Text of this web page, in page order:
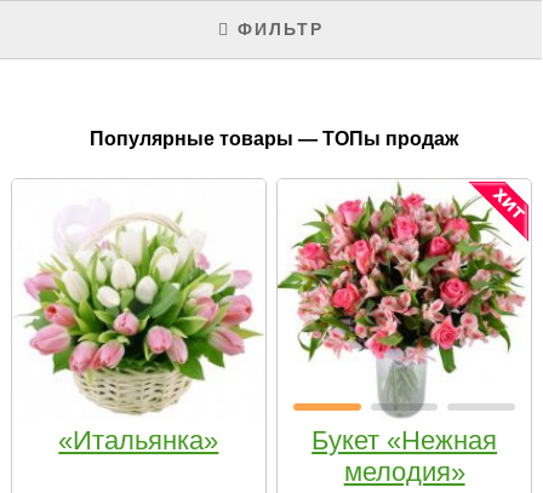
ФИЛЬТР
Популярные товары — ТОПы продаж
«Итальянка»
Букет «Нежная
мелодия»